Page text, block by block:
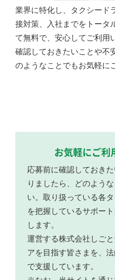
業界に特化し、タクシード
接対策、入社までをトータ
て無料で、安心してご利用
確認しておきたいことや不
のようなことでもお気軽に
お気軽にご利
応募前に確認しておき
りましたら、どのよう
い。取り扱っている各
を把握しているサポー
します。
運営する株式会社しご
アを目指す皆さまを、
で支援しています。